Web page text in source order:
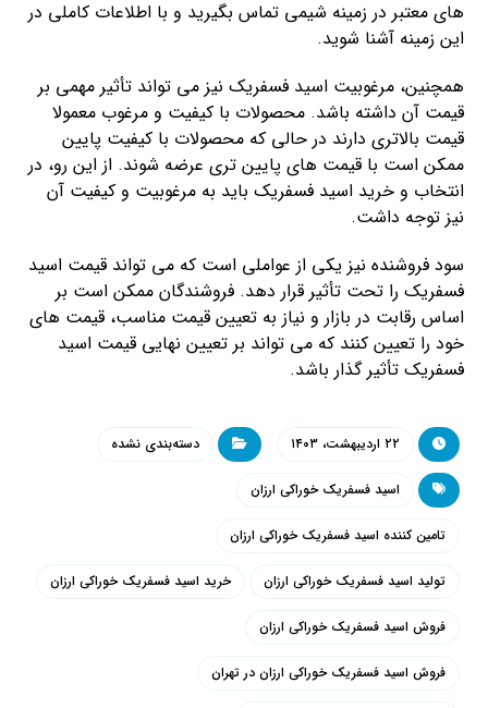
های معتبر در زمینه شیمی تماس بگیرید و با اطلاعات کاملی در
این زمینه آشنا شوید.
همچنین، مرغوبیت اسید فسفریک نیز می تواند تأثیر مهمی بر
قیمت آن داشته باشد. محصولات با کیفیت و مرغوب معمولا
قیمت بالاتری دارند در حالی که محصولات با کیفیت پایین
ممکن است با قیمت های پایین تری عرضه شوند. از این رو، در
انتخاب و خرید اسید فسفریک باید به مرغوبیت و کیفیت آن
نیز توجه داشت.
سود فروشنده نیز یکی از عواملی است که می تواند قیمت اسید
فسفریک را تحت تأثیر قرار دهد. فروشندگان ممکن است بر
اساس رقابت در بازار و نیاز به تعیین قیمت مناسب، قیمت های
خود را تعیین کنند که می تواند بر تعیین نهایی قیمت اسید
فسفریک تأثیر گذار باشد.
۲۲ اردیبهشت، ۱۴۰۳ دسته‌بندی نشده
اسید فسفریک خوراکی ارزان
تامین کننده اسید فسفریک خوراکی ارزان
تولید اسید فسفریک خوراکی ارزان خرید اسید فسفریک خوراکی ارزان
فروش اسید فسفریک خوراکی ارزان
فروش اسید فسفریک خوراکی ارزان در تهران